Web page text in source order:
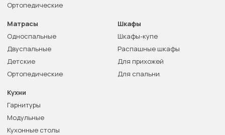
Ортопедические
Матрасы
Односпальные
Двуспальные
Детские
Ортопедические
Шкафы
Шкафы-купе
Распашные шкафы
Для прихожей
Для спальни
Кухни
Гарнитуры
Модульные
Кухонные столы